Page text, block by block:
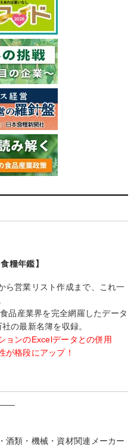
糧年鑑】
ら営業リスト作成まで、これ一
品産業界を完全網羅したデータ
の最新名簿を収録。
ョンのExcelデータとの併用
が格段にアップ！
――
酒類・機械・資材関連メーカー